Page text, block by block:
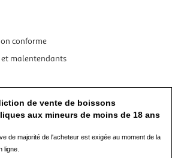
conforme
et malentendants
de vente de boissons
aux mineurs de moins de 18 ans
de majorité de l'acheteur est exigée au moment de la
ligne.